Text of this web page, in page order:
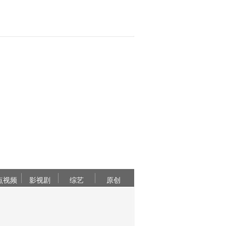
视频 影视剧 综艺 原创